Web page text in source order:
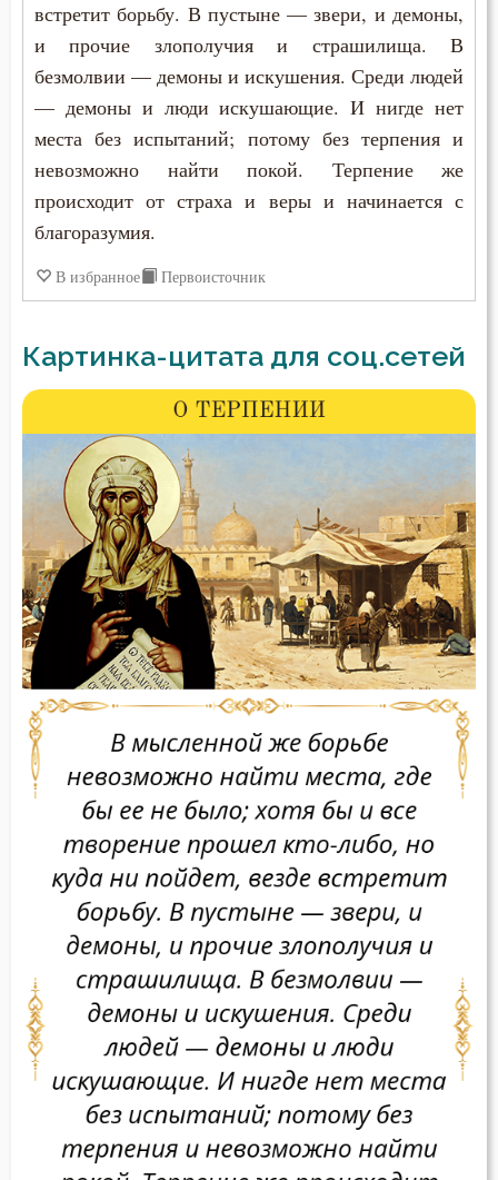
встретит борьбу. В пустыне — звери, и демоны,
и прочие злополучия и страшилища. В
безмолвии — демоны и искушения. Среди людей
— демоны и люди искушающие. И нигде нет
места без испытаний; потому без терпения и
невозможно найти покой. Терпение же
происходит от страха и веры и начинается с
благоразумия.
В избранное Первоисточник
Картинка-цитата для соц.сетей